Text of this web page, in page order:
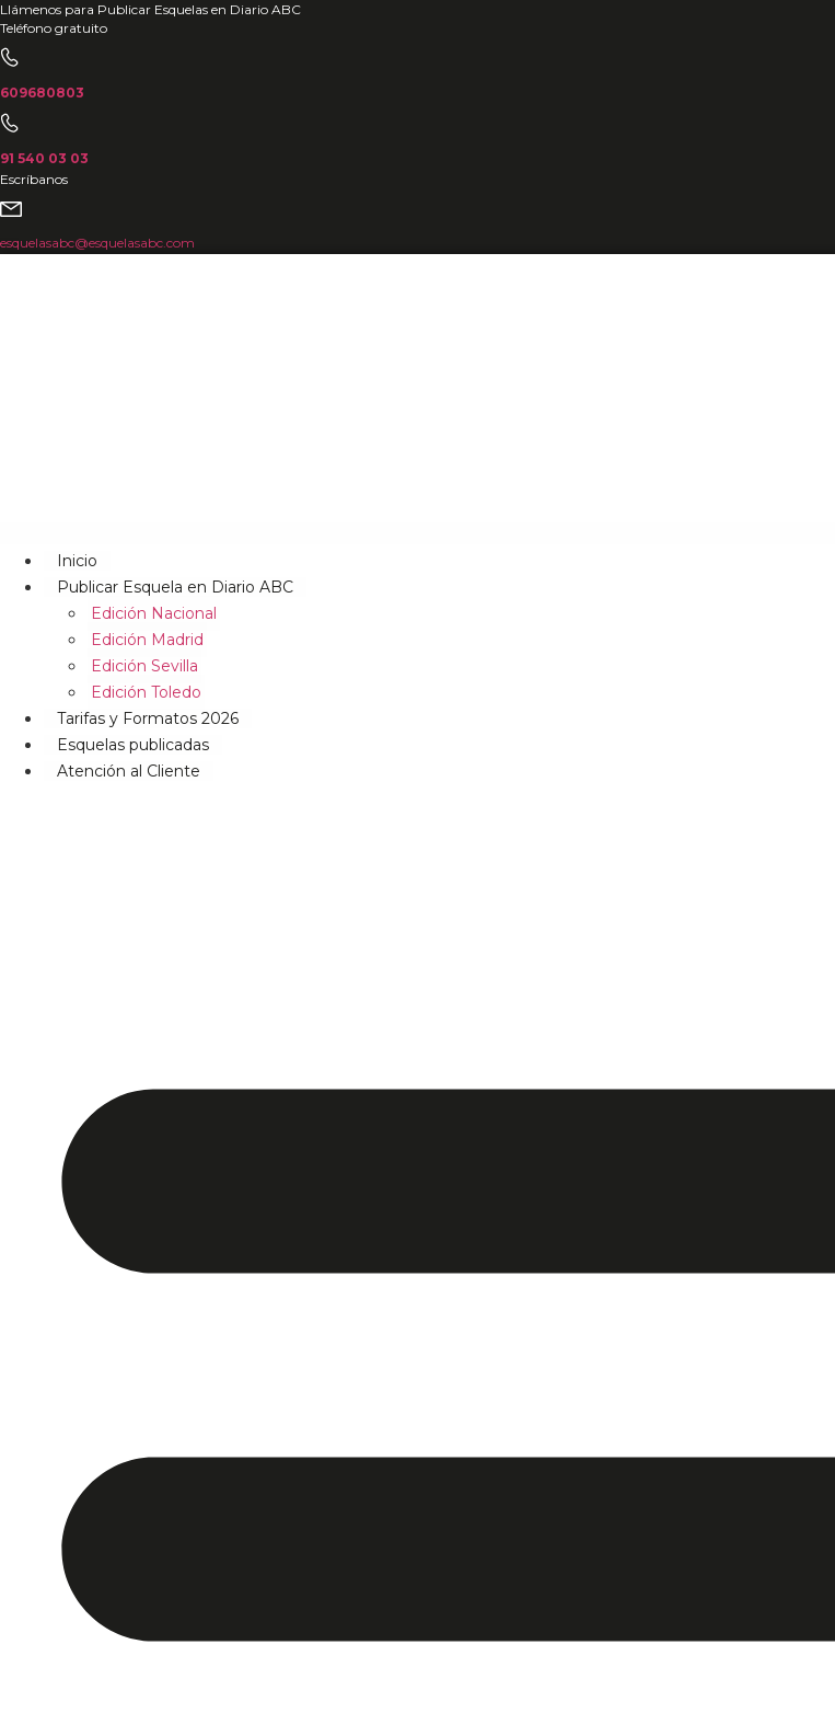
Ir
al
contenido
Llámenos para Publicar Esquelas en Diario ABC
Teléfono gratuito
609680803
91 540 03 03
Escríbanos
esquelasabc@esquelasabc.com
Inicio
Publicar Esquela en Diario ABC
Edición Nacional
Edición Madrid
Edición Sevilla
Edición Toledo
Tarifas y Formatos 2026
Esquelas publicadas
Atención al Cliente